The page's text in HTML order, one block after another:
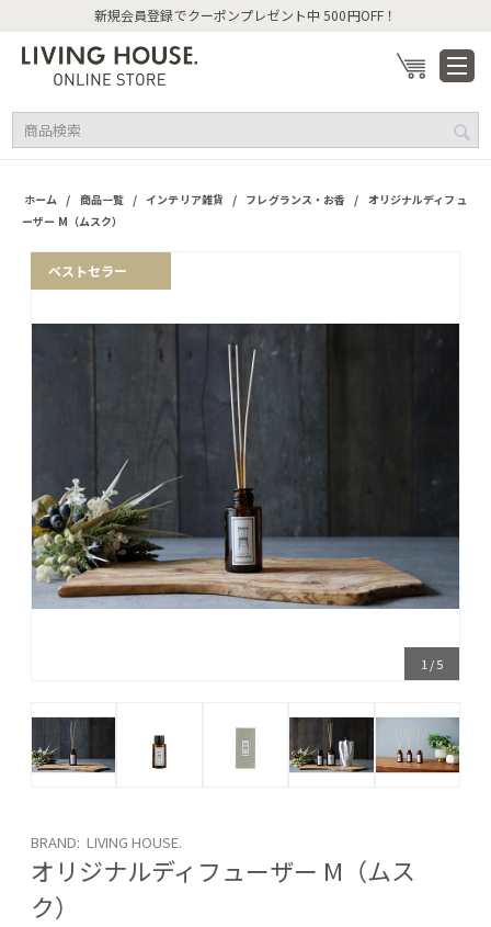
新規会員登録でクーポンプレゼント中 500円OFF！
ホーム / 商品一覧 / インテリア雑貨 / フレグランス・お香 / オリジナルディフュ
ーザー M（ムスク）
ベストセラー
1 /5
BRAND: LIVING HOUSE.
オリジナルディフューザー M（ムス
ク）